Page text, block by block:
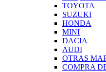
TOYOTA
SUZUKI
HONDA
MINI
DACIA
AUDI
OTRAS
COMPRA